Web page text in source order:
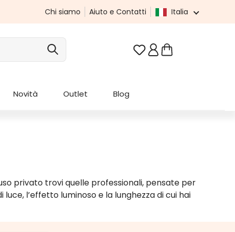
Chi siamo Aiuto e Contatti Italia
Hai 0 articoli nella
Novità Outlet Blog
privato trovi quelle professionali, pensate per
l’effetto luminoso e la lunghezza di cui hai